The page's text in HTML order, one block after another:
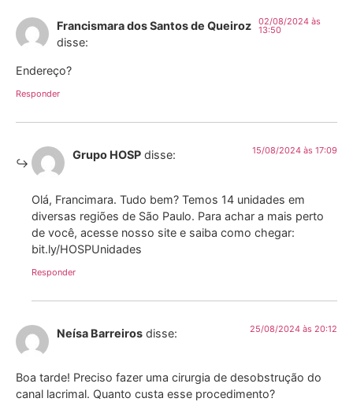
Francismara dos Santos de Queiroz
disse:
02/08/2024 às
13:50
Endereço?
Responder
Grupo HOSP disse: 15/08/2024 às 17:09
Olá, Francimara. Tudo bem? Temos 14 unidades em
diversas regiões de São Paulo. Para achar a mais perto
de você, acesse nosso site e saiba como chegar:
bit.ly/HOSPUnidades
Responder
Neísa Barreiros disse: 25/08/2024 às 20:12
Boa tarde! Preciso fazer uma cirurgia de desobstrução do
canal lacrimal. Quanto custa esse procedimento?